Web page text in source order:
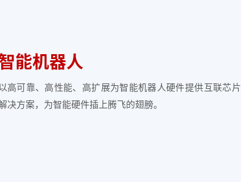
能机器人
高可靠、高性能、高扩展为智能机器人硬件提供互联芯片
决方案，为智能硬件插上腾飞的翅膀。